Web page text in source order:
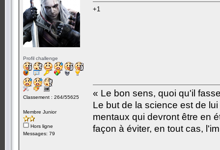
Profil challenge
Classement : 264/55625
Membre Junior
Hors ligne
Messages: 79
+1
« Le bon sens, quoi qu'il
Le but de la science est de
mentaux qui devront être en
façon à éviter, en tout cas,